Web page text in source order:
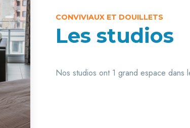
CONVIVIAUX ET DOUILLETS
Les studios
Nos studios ont 1 grand espace dans